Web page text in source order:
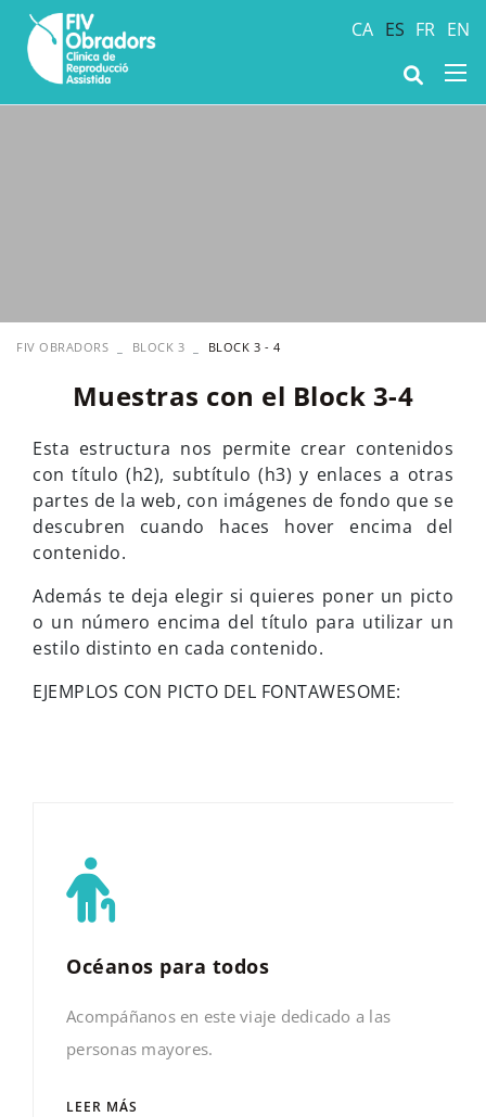
CA ES FR EN
FIV OBRADORS BLOCK 3 BLOCK 3 - 4
Muestras con el Block 3-4
Esta estructura nos permite crear contenidos
con título (h2), subtítulo (h3) y enlaces a otras
partes de la web, con imágenes de fondo que se
descubren cuando haces hover encima del
contenido.
Además te deja elegir si quieres poner un picto
o un número encima del título para utilizar un
estilo distinto en cada contenido.
EJEMPLOS CON PICTO DEL FONTAWESOME:
Océanos para todos
Acompáñanos en este viaje dedicado a las
personas mayores.
LEER MÁS